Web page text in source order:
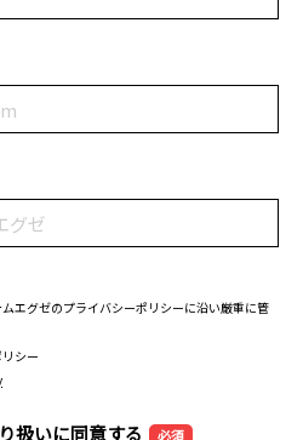
エグゼのプライバシーポリシーに沿い厳重に管
シー
扱いに同意する 必須